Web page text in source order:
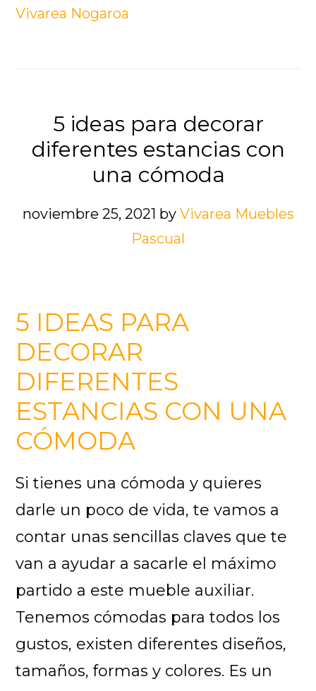
Vivarea Nogaroa
5 ideas para decorar
diferentes estancias con
una cómoda
noviembre 25, 2021 by Vivarea Muebles
Pascual
5 IDEAS PARA
DECORAR
DIFERENTES
ESTANCIAS CON UNA
CÓMODA
Si tienes una cómoda y quieres
darle un poco de vida, te vamos a
contar unas sencillas claves que te
van a ayudar a sacarle el máximo
partido a este mueble auxiliar.
Tenemos cómodas para todos los
gustos, existen diferentes diseños,
tamaños, formas y colores. Es un